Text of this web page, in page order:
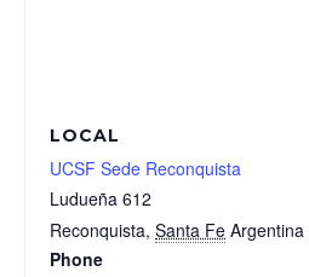
LOCAL
UCSF Sede Reconquista
Ludueña 612
Reconquista, Santa Fe Argentina
Phone